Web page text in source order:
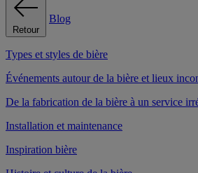
Retour
Blog
Types et styles de bière
Événements autour de la bière et lieux
De la fabrication de la bière à un service
Installation et maintenance
Inspiration bière